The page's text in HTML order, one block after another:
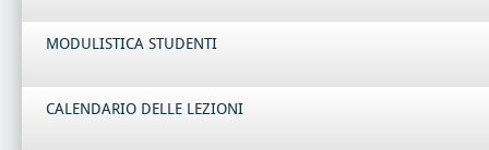
MODULISTICA STUDENTI
CALENDARIO DELLE LEZIONI